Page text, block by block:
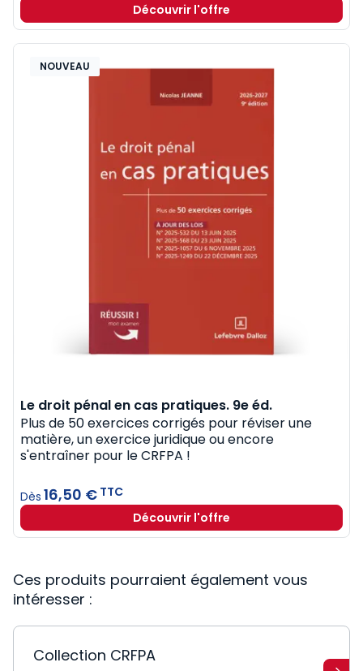
Découvrir l'offre
NOUVEAU
Le droit pénal en cas pratiques. 9e éd.
Plus de 50 exercices corrigés pour réviser une
matière, un exercice juridique ou encore
s'entraîner pour le CRFPA !
Dès 16,50 € TTC
Découvrir l'offre
Ces produits pourraient également vous
intéresser :
Collection CRFPA